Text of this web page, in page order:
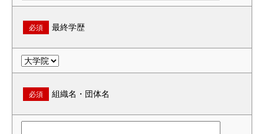
必須 最終学歴
必須 組織名・団体名